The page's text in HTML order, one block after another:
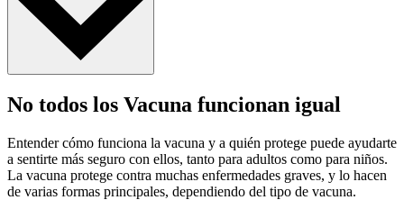
No todos los Vacuna funcionan igual
Entender cómo funciona la vacuna y a quién protege puede ayudarte
a sentirte más seguro con ellos, tanto para adultos como para niños.
La vacuna protege contra muchas enfermedades graves, y lo hacen
de varias formas principales, dependiendo del tipo de vacuna.